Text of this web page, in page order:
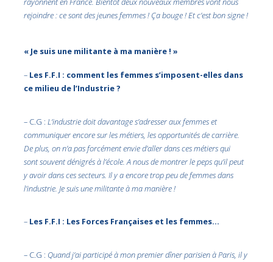
rejoindre : ce sont des jeunes femmes ! Ça bouge ! Et c’est bon signe !
« Je suis une militante à ma manière ! »
– Les F.F.I : comment les femmes s’imposent-elles dans
ce milieu de l’Industrie ?
– C.G :L’industrie doit davantage s’adresser aux femmes et
communiquer encore sur les métiers, les opportunités de carrière.
De plus, on n’a pas forcément envie d’aller dans ces métiers qui
sont souvent dénigrés à l’école. A nous de montrer le peps qu’il peut
y avoir dans ces secteurs. Il y a encore trop peu de femmes dans
l’industrie. Je suis une militante à ma manière !
– Les F.F.I : Les Forces Françaises et les femmes…
– C.G : Quand j’ai participé à mon premier dîner parisien à Paris, il y